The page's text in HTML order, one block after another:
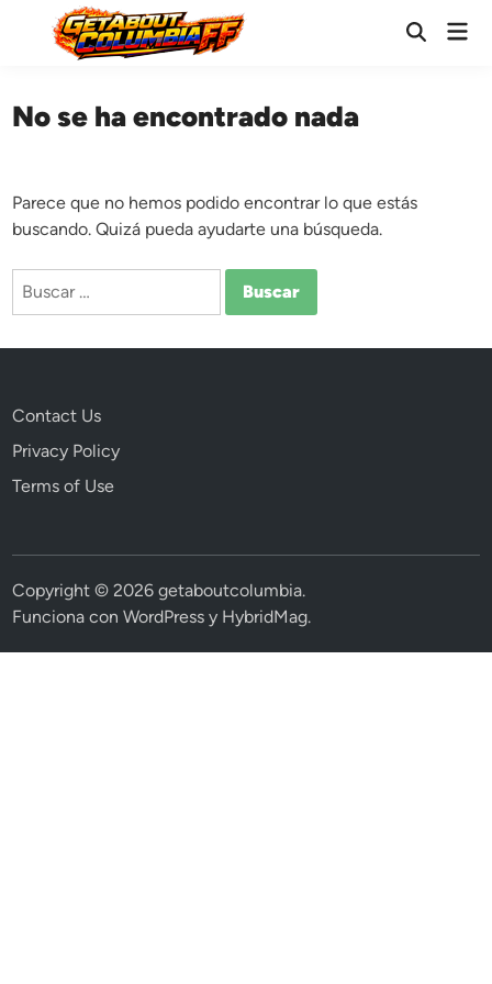
contenido
Abrir
No se ha encontrado nada
Parece que no hemos podido encontrar lo que estás
buscando. Quizá pueda ayudarte una búsqueda.
Buscar:
Contact Us
Privacy Policy
Terms of Use
Copyright © 2026getaboutcolumbia.
Funciona conWordPress y HybridMag.